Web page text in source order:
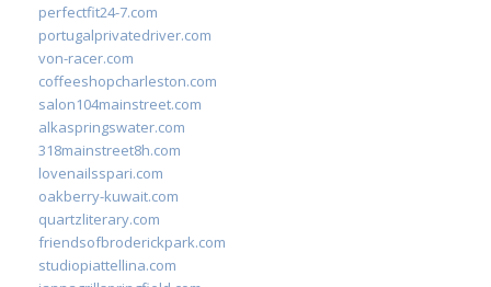
perfectfit24-7.com
portugalprivatedriver.com
von-racer.com
coffeeshopcharleston.com
salon104mainstreet.com
alkaspringswater.com
318mainstreet8h.com
lovenailsspari.com
oakberry-kuwait.com
quartzliterary.com
friendsofbroderickpark.com
studiopiattellina.com